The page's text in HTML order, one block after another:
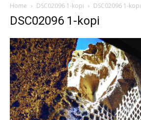
Home DSC02096 1-kopi DSC02096 1-kopi
DSC02096 1-kopi